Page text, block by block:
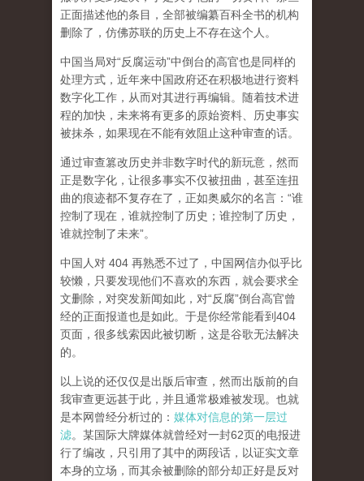
正面描述他的条目，全部被编纂百科全书的机构
删除了，仿佛苏联的历史上不存在这个人。
中国当局对“反腐运动”中倒台的高官也是同样的
处理方式，近年来中国政府还在积极地进行资料
数字化工作，从而对其进行再编辑。随着技术进
程的加快，未来将有更多的原始资料、历史事实
被抹杀，如果现在不能有效阻止这种审查的话。
通过审查篡改历史并非数字时代的新玩意，然而
正是数字化，让很多事实不仅被扭曲，甚至连扭
曲的痕迹都不复存在了，正如奥威尔的名言：“谁
控制了现在，谁就控制了历史；谁控制了历史，
谁就控制了未来”。
中国人对 404 再熟悉不过了，中国网信办似乎比
较懒，只要发现他们不喜欢的东西，就会要求全
文删除，对突发新闻如此，对“反腐”倒台高官曾
经的正面报道也是如此。于是你经常能看到404
页面， 很多线索因此被切断，这是谷歌无法解决
的。
以上说的还仅仅是出版后审查，然而出版前的自
我审查更远甚于此，并且通常极难被发现。 也就
是本网曾经分析过的： 媒体对信息的第一层过
滤。某国际大牌媒体就曾经对一封62页的电报进
行了编改，只引用了其中的两段话，以证实文章
本身的立场，而其余被删除的部分却正好是反对